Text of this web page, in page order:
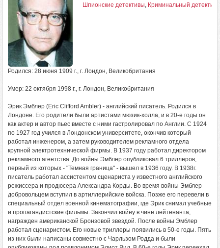
Шпионские детективы, Криминальный детектив
Родился: 28 июня 1909 г., г. Лондон, Великобритания
Умер: 22 октября 1998 г., г. Лондон, Великобритания
Эрик Эмблер (Eric Clifford Ambler) - английский писатель. Родился в
Лондоне. Его родители были артистами мюзик-холла, и в 20-е годы он
как актер и автор пьес вместе с ними гастролировал по Англии. С 1924
по 1927 год учился в Лондонском университете, окончив который
работал инженером, а затем руководителем рекламного отдела
крупной электротехнической фирмы. В 1937 году работал директором
рекламного агентства. До войны Эмблер опубликовал 6 триллеров,
первый из которых - "Темная граница" - вышел в 1936 году. В 1938г.
писатель работал ассистентом сценариста у известного английского
режиссера и продюсера Александра Корды. Во время войны Эмблер
добровольцем вступил в артиллерийские войска. Позже его перевели в
специальный отдел военной кинематографии, где Эрик снимал учебные
и пропагандистские фильмы. Закончил войну в чине лейтенанта,
награжден американской Бронзовой звездой. После войны Эмблер
работал сценаристом. Его новые триллеры появились в 50-е годы. Пять
из них были написаны совместно с Чарльзом Родда и были